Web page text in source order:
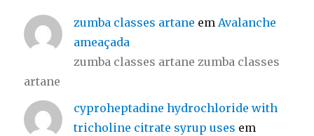
zumba classes artane em Avalanche
ameaçada
zumba classes artane zumba classes
artane
cyproheptadine hydrochloride with
tricholine citrate syrup uses em